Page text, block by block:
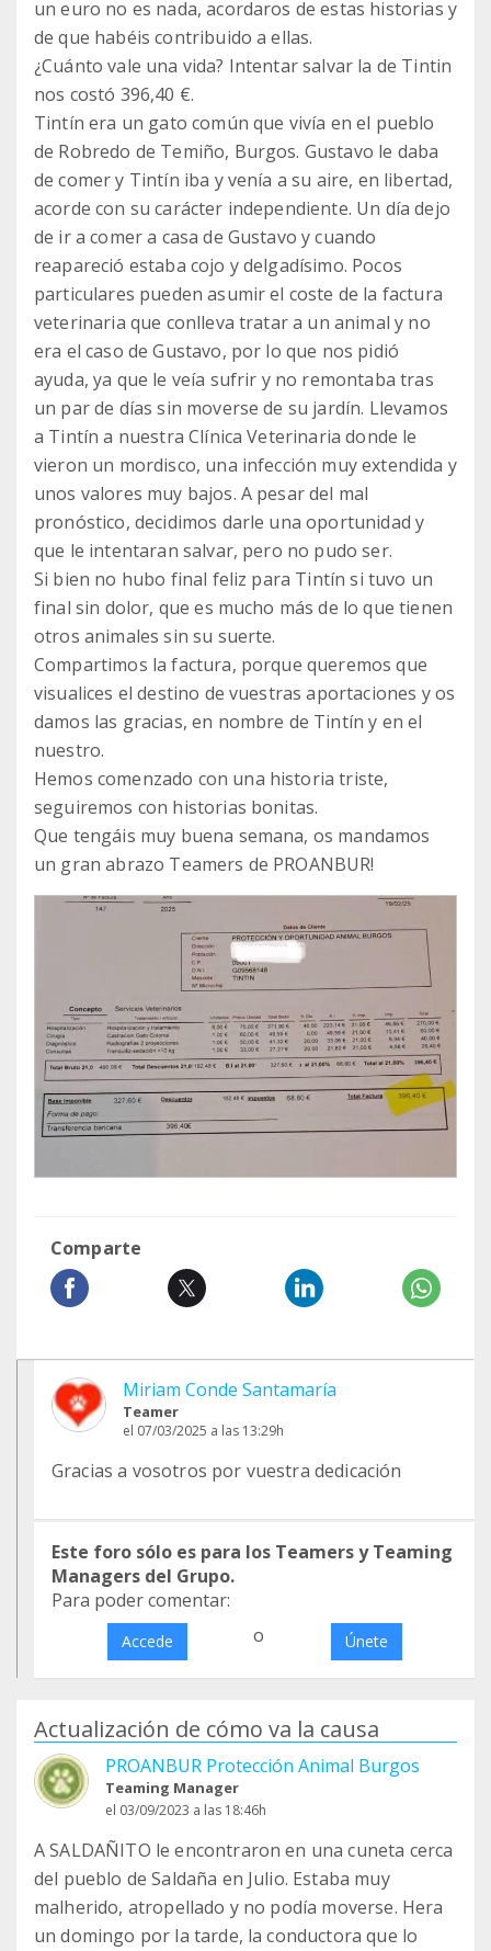
un euro no es nada, acordaros de estas historias y
de que habéis contribuido a ellas.
¿Cuánto vale una vida? Intentar salvar la de Tintin
nos costó 396,40 €.
Tintín era un gato común que vivía en el pueblo
de Robredo de Temiño, Burgos. Gustavo le daba
de comer y Tintín iba y venía a su aire, en libertad,
acorde con su carácter independiente. Un día dejo
de ir a comer a casa de Gustavo y cuando
reapareció estaba cojo y delgadísimo. Pocos
particulares pueden asumir el coste de la factura
veterinaria que conlleva tratar a un animal y no
era el caso de Gustavo, por lo que nos pidió
ayuda, ya que le veía sufrir y no remontaba tras
un par de días sin moverse de su jardín. Llevamos
a Tintín a nuestra Clínica Veterinaria donde le
vieron un mordisco, una infección muy extendida y
unos valores muy bajos. A pesar del mal
pronóstico, decidimos darle una oportunidad y
que le intentaran salvar, pero no pudo ser.
Si bien no hubo final feliz para Tintín si tuvo un
final sin dolor, que es mucho más de lo que tienen
otros animales sin su suerte.
Compartimos la factura, porque queremos que
visualices el destino de vuestras aportaciones y os
damos las gracias, en nombre de Tintín y en el
nuestro.
Hemos comenzado con una historia triste,
seguiremos con historias bonitas.
Que tengáis muy buena semana, os mandamos
un gran abrazo Teamers de PROANBUR!
Comparte
Miriam Conde Santamaría
Teamer
el 07/03/2025 a las 13:29h
Gracias a vosotros por vuestra dedicación
Este foro sólo es para los Teamers y Teaming
Managers del Grupo.
Para poder comentar:
Accede o Únete
Actualización de cómo va la causa
PROANBUR Protección Animal Burgos
Teaming Manager
el 03/09/2023 a las 18:46h
A SALDAÑITO le encontraron en una cuneta cerca
del pueblo de Saldaña en Julio. Estaba muy
malherido, atropellado y no podía moverse. Hera
un domingo por la tarde, la conductora que lo